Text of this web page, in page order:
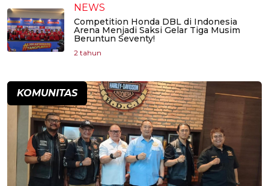
NEWS
Competition Honda DBL di Indonesia
Arena Menjadi Saksi Gelar Tiga Musim
Beruntun Seventy!
2 tahun
KOMUNITAS